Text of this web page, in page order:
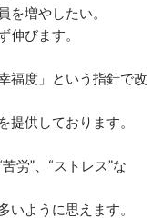
を増やしたい。
伸びます。
福度」という指針で改
提供しております。
労”、“ストレス”な
いように思えます。